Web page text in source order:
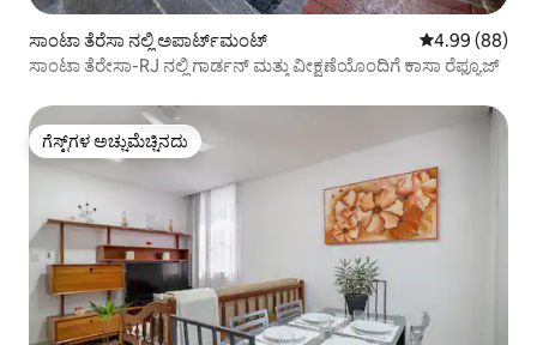
ಸಾಂಟಾ ತೆರೆಸಾ ನಲ್ಲಿ ಅಪಾರ್ಟ್‌ಮಂಟ್ 5 ರಲ್ಲಿ 4.99
4.99 (88)
ಸಾಂಟಾ ತೆರೇಸಾ-RJ ನಲ್ಲಿ ಗಾರ್ಡನ್ ಮತ್ತು ವೀಕ್ಷಣೆಯೊಂದಿಗೆ ಕಾಸಾ ರೆಫ್ಯೂಜ್
ಗೆಸ್ಟ್‌ಗಳ ಅಚ್ಚುಮೆಚ್ಚಿನದು
ಗೆಸ್ಟ್‌ಗಳ ಅಚ್ಚುಮೆಚ್ಚಿನದು